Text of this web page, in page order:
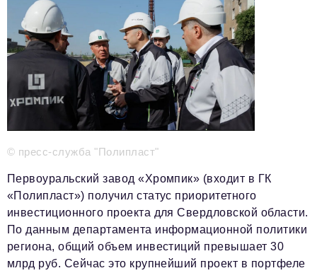
Телефон редакции: +7 495 727-01-67
Электронные почты редакции:
Информационный отдел
info@business-magazine.online
Отдел рекламы
reklama@business-magazine.online
Отдел распространения/редакционная подписка
Отдел по работе с партнерами
partner@business-magazine.online
© пресс-служба "Полипласт"
Первоуральский завод «Хромпик» (входит в ГК
«Полипласт») получил статус приоритетного
инвестиционного проекта для Свердловской области.
По данным департамента информационной политики
региона, общий объем инвестиций превышает 30
млрд руб. Сейчас это крупнейший проект в портфеле